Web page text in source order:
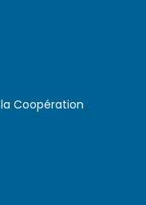
Coopération